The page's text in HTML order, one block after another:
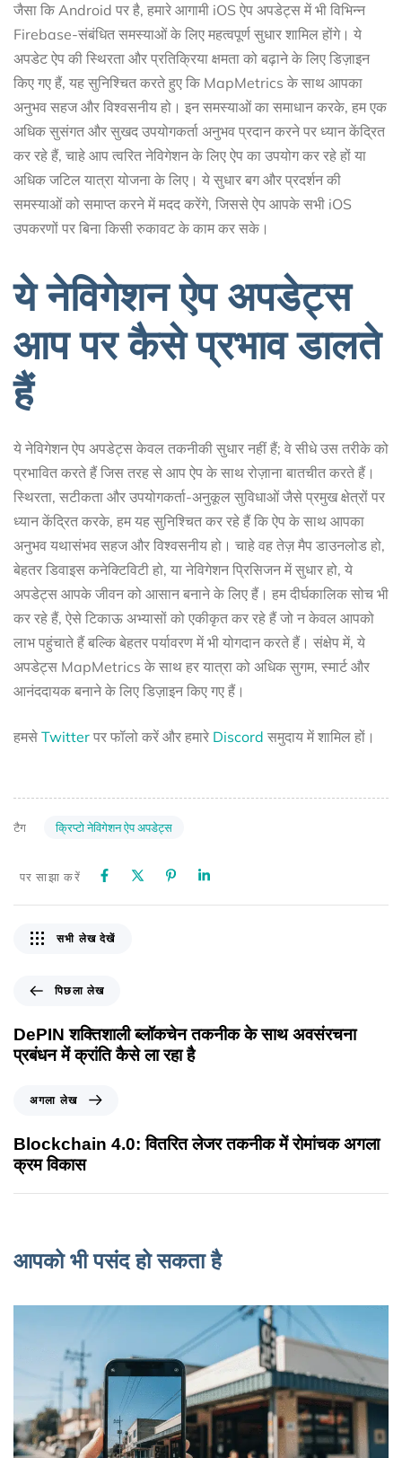
जैसा कि Android पर है, हमारे आगामी iOS ऐप अपडेट्स में भी विभिन्न
Firebase-संबंधित समस्याओं के लिए महत्वपूर्ण सुधार शामिल होंगे। ये
अपडेट ऐप की स्थिरता और प्रतिक्रिया क्षमता को बढ़ाने के लिए डिज़ाइन
किए गए हैं, यह सुनिश्चित करते हुए कि MapMetrics के साथ आपका
अनुभव सहज और विश्वसनीय हो। इन समस्याओं का समाधान करके, हम एक
अधिक सुसंगत और सुखद उपयोगकर्ता अनुभव प्रदान करने पर ध्यान केंद्रित
कर रहे हैं, चाहे आप त्वरित नेविगेशन के लिए ऐप का उपयोग कर रहे हों या
अधिक जटिल यात्रा योजना के लिए। ये सुधार बग और प्रदर्शन की
समस्याओं को समाप्त करने में मदद करेंगे, जिससे ऐप आपके सभी iOS
उपकरणों पर बिना किसी रुकावट के काम कर सके।
ये नेविगेशन ऐप अपडेट्स
आप पर कैसे प्रभाव डालते
हैं
ये नेविगेशन ऐप अपडेट्स केवल तकनीकी सुधार नहीं हैं; वे सीधे उस तरीके को
प्रभावित करते हैं जिस तरह से आप ऐप के साथ रोज़ाना बातचीत करते हैं।
स्थिरता, सटीकता और उपयोगकर्ता-अनुकूल सुविधाओं जैसे प्रमुख क्षेत्रों पर
ध्यान केंद्रित करके, हम यह सुनिश्चित कर रहे हैं कि ऐप के साथ आपका
अनुभव यथासंभव सहज और विश्वसनीय हो। चाहे वह तेज़ मैप डाउनलोड हो,
बेहतर डिवाइस कनेक्टिविटी हो, या नेविगेशन प्रिसिजन में सुधार हो, ये
अपडेट्स आपके जीवन को आसान बनाने के लिए हैं। हम दीर्घकालिक सोच भी
कर रहे हैं, ऐसे टिकाऊ अभ्यासों को एकीकृत कर रहे हैं जो न केवल आपको
लाभ पहुंचाते हैं बल्कि बेहतर पर्यावरण में भी योगदान करते हैं। संक्षेप में, ये
अपडेट्स MapMetrics के साथ हर यात्रा को अधिक सुगम, स्मार्ट और
आनंददायक बनाने के लिए डिज़ाइन किए गए हैं।
हमसे Twitter पर फॉलो करें और हमारे Discord समुदाय में शामिल हों।
टैग क्रिप्टो नेविगेशन ऐप अपडेट्स
पर साझा करें
पिछला लेख
DePIN शक्तिशाली ब्लॉकचेन तकनीक के साथ अवसंरचना
प्रबंधन में क्रांति कैसे ला रहा है
सभी लेख देखें
अगला लेख
Blockchain 4.0: वितरित लेजर तकनीक में रोमांचक अगला
क्रम विकास
आपको भी पसंद हो सकता है